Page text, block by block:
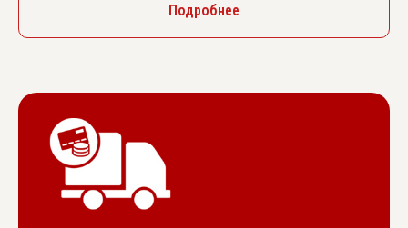
Подробнее